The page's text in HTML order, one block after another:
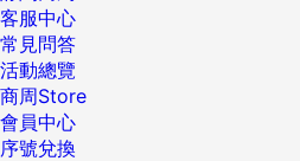
客服中心
常見問答
活動總覽
商周Store
會員中心
序號兌換